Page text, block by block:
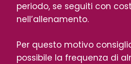
periodo, se seguiti con
nell’allenamento.
Per questo motivo
possibile la frequenza di